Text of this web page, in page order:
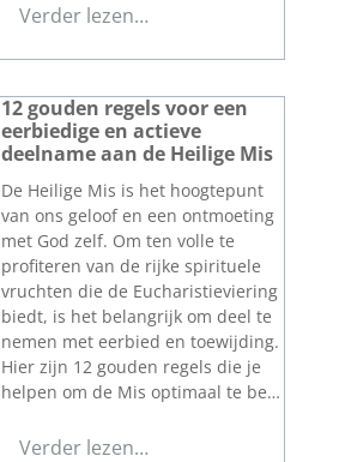
Verder lezen…
12 gouden regels voor een
eerbiedige en actieve
deelname aan de Heilige Mis
De Heilige Mis is het hoogtepunt
van ons geloof en een ontmoeting
met God zelf. Om ten volle te
profiteren van de rijke spirituele
vruchten die de Eucharistieviering
biedt, is het belangrijk om deel te
nemen met eerbied en toewijding.
Hier zijn 12 gouden regels die je
helpen om de Mis optimaal te be…
Verder lezen…